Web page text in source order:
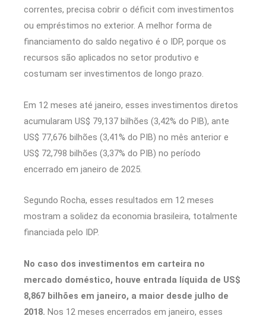
correntes, precisa cobrir o déficit com investimentos
ou empréstimos no exterior. A melhor forma de
financiamento do saldo negativo é o IDP, porque os
recursos são aplicados no setor produtivo e
costumam ser investimentos de longo prazo.
Em 12 meses até janeiro, esses investimentos diretos
acumularam US$ 79,137 bilhões (3,42% do PIB), ante
US$ 77,676 bilhões (3,41% do PIB) no mês anterior e
US$ 72,798 bilhões (3,37% do PIB) no período
encerrado em janeiro de 2025.
Segundo Rocha, esses resultados em 12 meses
mostram a solidez da economia brasileira, totalmente
financiada pelo IDP.
No caso dos investimentos em carteira no
mercado doméstico, houve entrada líquida de US$
8,867 bilhões em janeiro, a maior desde julho de
2018. Nos 12 meses encerrados em janeiro, esses